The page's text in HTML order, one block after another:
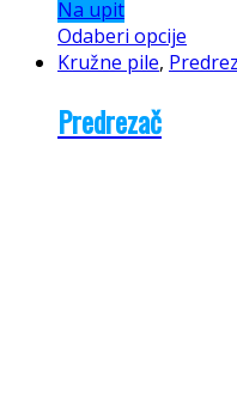
Na upit
Odaberi opcije
Kružne pile,
Predrezač